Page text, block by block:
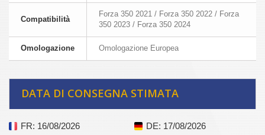
Compatibilità
Forza 350 2021 / Forza 350 2022 / Forza
350 2023 / Forza 350 2024
Omologazione Omologazione Europea
DATA DI CONSEGNA STIMATA
FR: 16/08/2026 DE: 17/08/2026